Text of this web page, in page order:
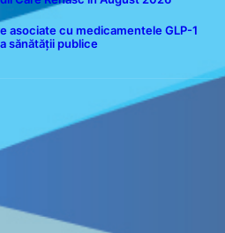
asociate cu medicamentele GLP-1
sănătății publice